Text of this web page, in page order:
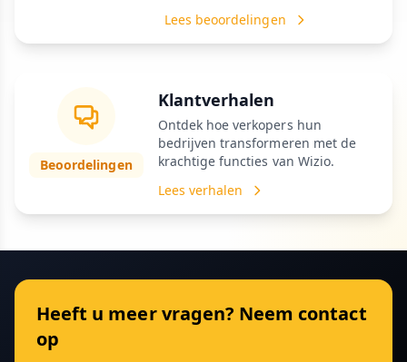
Lees beoordelingen
Beoordelingen
Klantverhalen
Ontdek hoe verkopers hun
bedrijven transformeren met de
krachtige functies van Wizio.
Lees verhalen
Heeft u meer vragen? Neem contact
op